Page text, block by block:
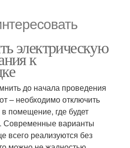
электрическую
к
до начала проведения
– необходимо отключить
помещение, где будет
Современные варианты
всего реализуются без